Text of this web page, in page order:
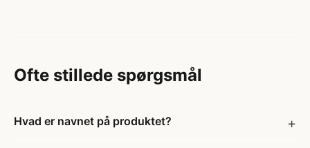
Ofte stillede spørgsmål
Hvad er navnet på produktet?